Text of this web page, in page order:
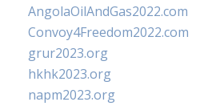
AngolaOilAndGas2022.com
Convoy4Freedom2022.com
grur2023.org
hkhk2023.org
napm2023.org